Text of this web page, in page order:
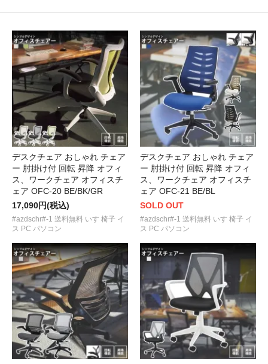
デスクチェア おしゃれ チェア
ー 肘掛け付 回転 昇降 オフィ
ス、ワークチェア オフィスチ
ェア OFC-20 BE/BK/GR
17,090円(税込)
#azdschr#-1 送料無料 いす 椅子 イ
ス PC パソコン
デスクチェア おしゃれ チェア
ー 肘掛け付 回転 昇降 オフィ
ス、ワークチェア オフィスチ
ェア OFC-21 BE/BL
SOLD OUT
#azdschr#-1 送料無料 いす 椅子 イ
ス PC パソコン